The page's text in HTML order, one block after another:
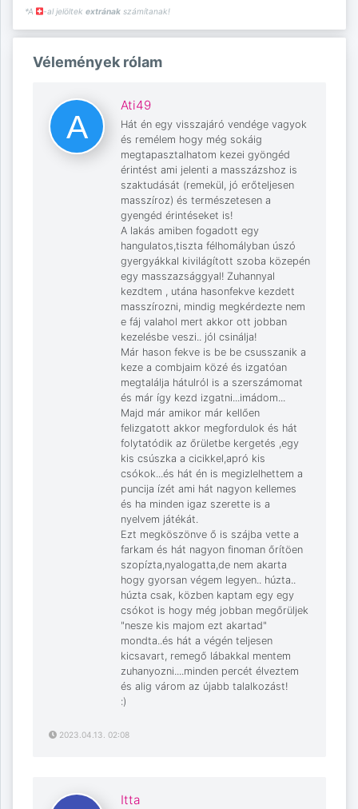
*A -al jelöltek extrának számítanak!
Vélemények rólam
Ati49
Hát én egy visszajáró vendége vagyok
és remélem hogy még sokáig
megtapasztalhatom kezei gyöngéd
érintést ami jelenti a masszázshoz is
szaktudását (remekül, jó erőteljesen
masszíroz) és természetesen a
gyengéd érintéseket is!
A lakás amiben fogadott egy
hangulatos,tiszta félhomályban úszó
gyergyákkal kivilágított szoba közepén
egy masszazsággyal! Zuhannyal
kezdtem , utána hasonfekve kezdett
masszírozni, mindig megkérdezte nem
e fáj valahol mert akkor ott jobban
kezelésbe veszi.. jól csinálja!
Már hason fekve is be be csusszanik a
keze a combjaim közé és izgatóan
megtalálja hátulról is a szerszámomat
és már így kezd izgatni...imádom...
Majd már amikor már kellően
felizgatott akkor megfordulok és hát
folytatódik az őrületbe kergetés ,egy
kis csúszka a cicikkel,apró kis
csókok...és hát én is megizlelhettem a
puncija ízét ami hát nagyon kellemes
és ha minden igaz szerette is a
nyelvem játékát.
Ezt megköszönve ő is szájba vette a
farkam és hát nagyon finoman őrítöen
szopízta,nyalogatta,de nem akarta
hogy gyorsan végem legyen.. húzta..
húzta csak, közben kaptam egy egy
csókot is hogy még jobban megőrüljek
"nesze kis majom ezt akartad"
mondta..és hát a végén teljesen
kicsavart, remegő lábakkal mentem
zuhanyozni....minden percét élveztem
és alig várom az újabb talalkozást!
:)
2023.04.13. 02:08
Itta